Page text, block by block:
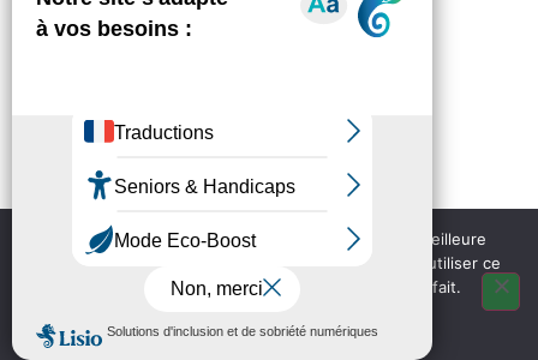
Nous utilisons des cookies pour vous garantir la meilleure
expérience sur notre site web. Si vous continuez à utiliser ce
site, nous supposerons que vous en êtes satisfait.
OK